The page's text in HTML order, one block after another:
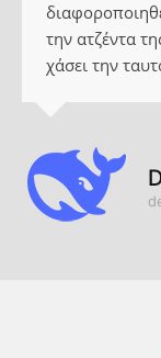
την ατζέντα
χάσει την